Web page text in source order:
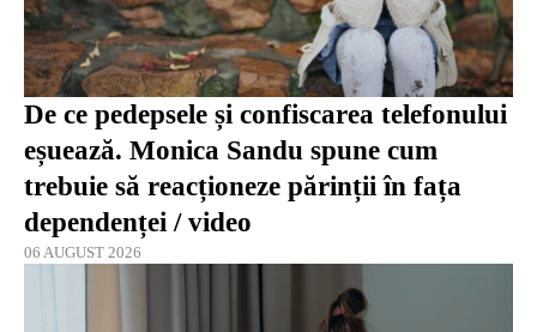
De ce pedepsele și confiscarea telefonului
eșuează. Monica Sandu spune cum
trebuie să reacționeze părinții în fața
dependenței / video
06 AUGUST 2026